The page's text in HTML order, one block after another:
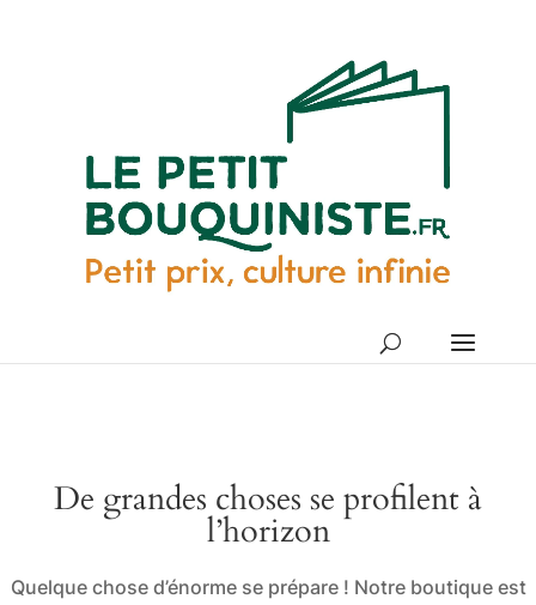
De grandes choses se profilent à
l’horizon
Quelque chose d’énorme se prépare ! Notre boutique est